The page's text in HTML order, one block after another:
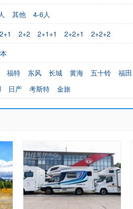
其他 4-6人
2+1 2+2 2+1+1 2+2+1 2+2+2
福特 东风 长城 黄海 五十铃
福田
日产 考斯特 金旅